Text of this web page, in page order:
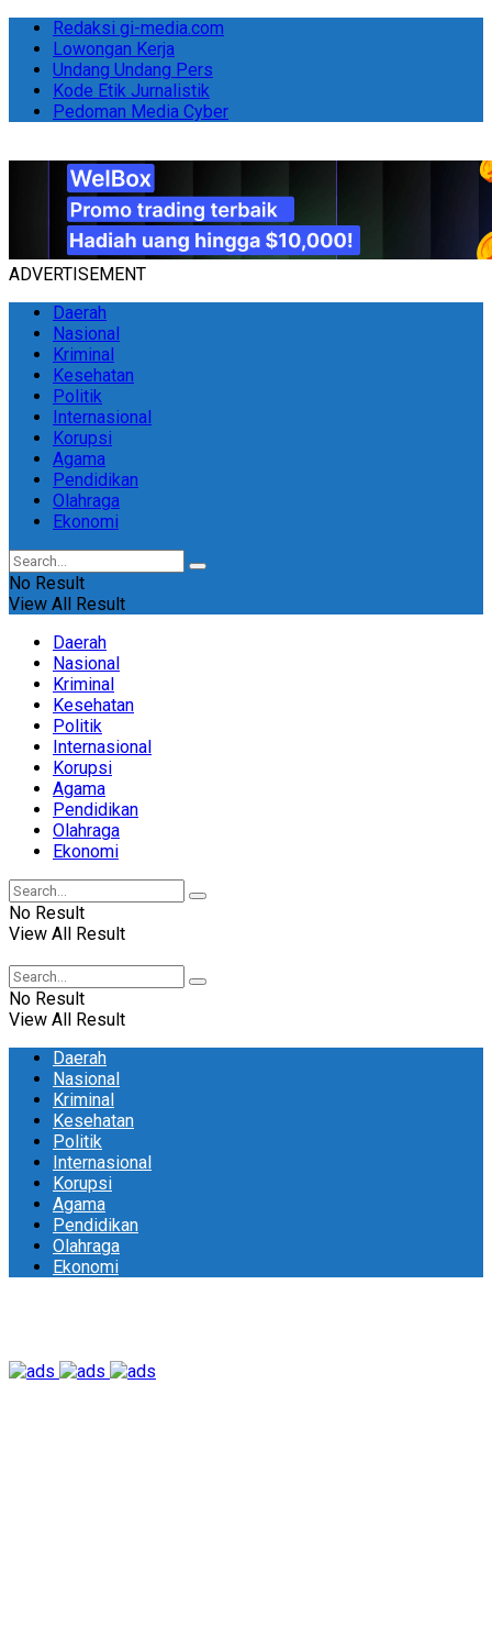
Redaksi gi-media.com
Lowongan Kerja
Undang Undang Pers
Kode Etik Jurnalistik
Pedoman Media Cyber
ADVERTISEMENT
Daerah
Nasional
Kriminal
Kesehatan
Politik
Internasional
Korupsi
Agama
Pendidikan
Olahraga
Ekonomi
No Result
View All Result
Daerah
Nasional
Kriminal
Kesehatan
Politik
Internasional
Korupsi
Agama
Pendidikan
Olahraga
Ekonomi
No Result
View All Result
No Result
View All Result
Daerah
Nasional
Kriminal
Kesehatan
Politik
Internasional
Korupsi
Agama
Pendidikan
Olahraga
Ekonomi